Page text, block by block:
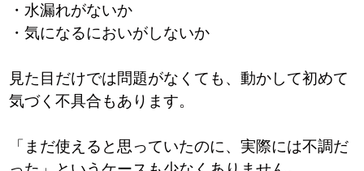
・水漏れがないか
・気になるにおいがしないか
見た目だけでは問題がなくても、動かして初めて
気づく不具合もあります。
「まだ使えると思っていたのに、実際には不調だ